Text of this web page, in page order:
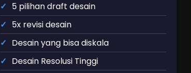
5 pilihan draft desain
5x revisi desain
Desain yang bisa diskala
Desain Resolusi Tinggi